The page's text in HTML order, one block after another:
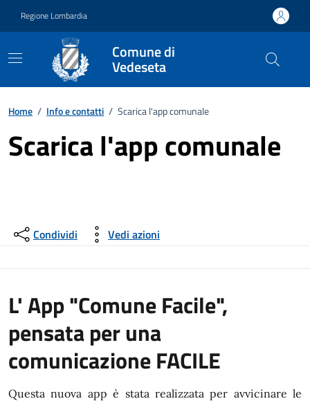
Regione Lombardia
Comune di
Vedeseta
Home / Info e contatti / Scarica l'app comunale
Scarica l'app comunale
Condividi Vedi azioni
L' App "Comune Facile",
pensata per una
comunicazione FACILE
Questa nuova app è stata realizzata per avvicinare le